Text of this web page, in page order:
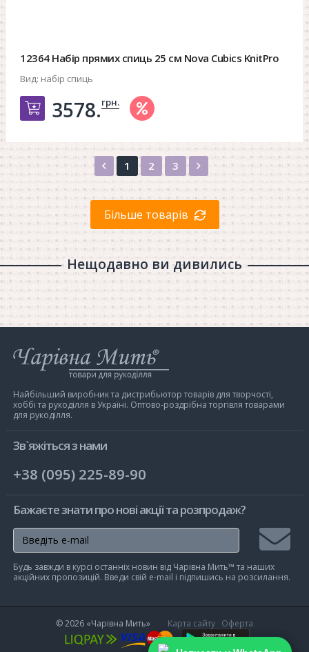
12364 Набір прямих спиць 25 см Nova Cubics KnitPro
Вид: набір спиць
Добавить в корзину
3578.грн.
Назад
1 2 3 Вперед
Більше товарів
Нещодавно ви дивились
Інтернет-
магазин
Мить
Найбільший виробник та дистрибьютор товарів для творчості,
хоббі та рукоділля в Україні. Оптово-роздрібна торгівля товарами
для рукоділля.
Зв`яжіться з нами
+38 (095) 225-89-90
Бажаєте знати про нові акції та розпродаж?
на
Будь завжди в курсі останніх новин від Чарівна Мить™ та наших
акційних пропозицій. Введи свій e-mail і підпишись на розсилання.
© 2026 «Чарівна Мить» Карта сайту Оферта